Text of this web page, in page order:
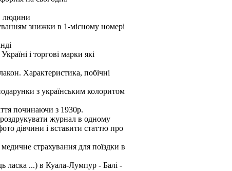
людини
знижки в 1-місному номері
і торгові марки які
Характеристика, побічні
з українським колоритом
починаючи з 1930р.
журнал в одному
дівчини і вставити статтю про
страхування для поїздки в
ласка ...) в Куала-Лумпур - Балі -